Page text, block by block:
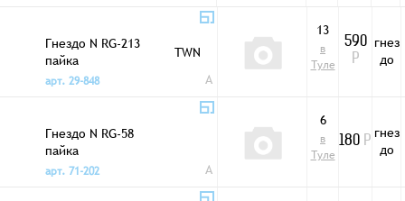
Гнездо N RG-213
пайка
TWN
арт. 29-848
A
13
в
Туле
590
Р
гнез
до
Гнездо N RG-58
пайка
арт. 71-202
A
6
в
Туле
180 Р
гнез
до